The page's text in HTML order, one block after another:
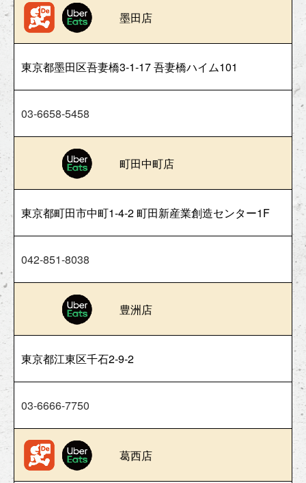
墨田店
東京都墨田区吾妻橋3-1-17 吾妻橋ハイム101
03-6658-5458
町田中町店
東京都町田市中町1-4-2 町田新産業創造センター1F
042-851-8038
豊洲店
東京都江東区千石2-9-2
03-6666-7750
葛西店